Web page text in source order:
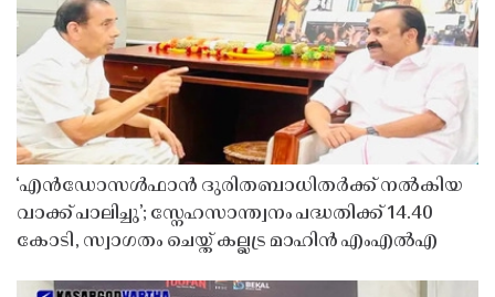
‘എൻഡോസൾഫാൻ ദുരിതബാധിതർക്ക് നൽകിയ
വാക്ക് പാലിച്ചു’; സ്നേഹസാന്ത്വനം പദ്ധതിക്ക് 14.40
കോടി, സ്വാഗതം ചെയ്ത് കല്ലട്ര മാഹിൻ എംഎൽഎ